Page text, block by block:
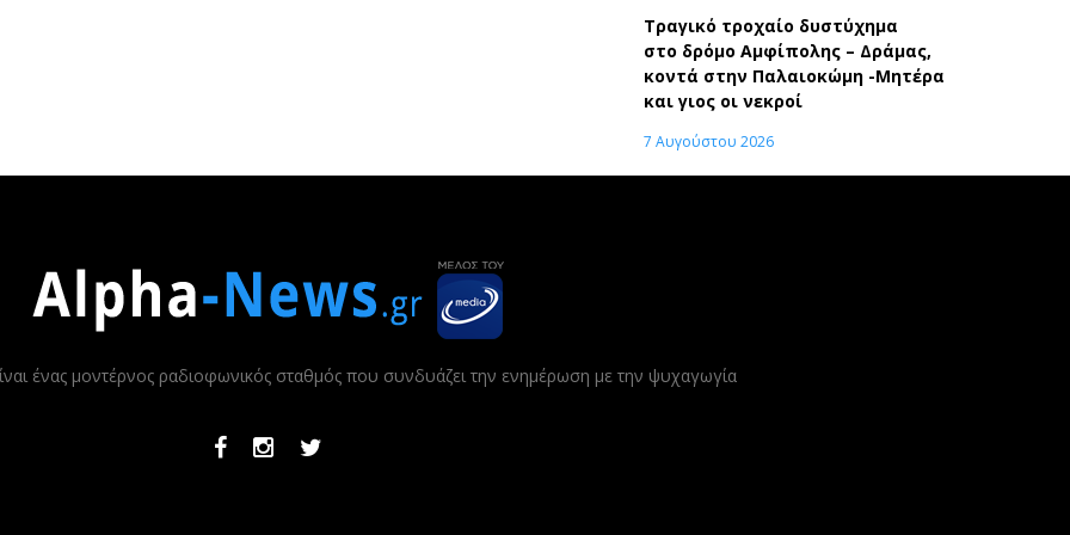
Τραγικό τροχαίο δυστύχημα
στο δρόμο Αμφίπολης – Δράμας,
κοντά στην Παλαιοκώμη -Μητέρα
και γιος οι νεκροί
7 Αυγούστου 2026
ένας μοντέρνος ραδιοφωνικός σταθμός που συνδυάζει την ενημέρωση με την ψυχαγωγία
FacebookInstagramTwitter